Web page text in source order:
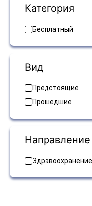
Категория
Бесплатный
Вид
Предстоящие
Прошедшие
Направление
Здравоохранение